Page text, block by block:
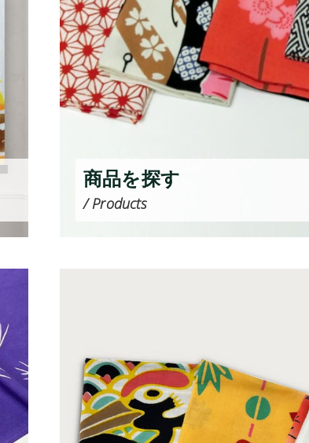
商品を探す
/ Products